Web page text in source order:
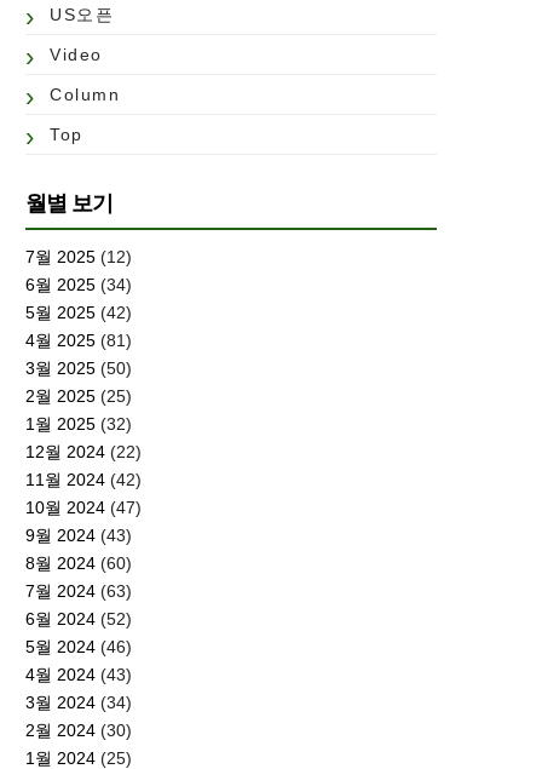
US오픈
Video
Column
Top
월별 보기
7월 2025 (12)
6월 2025 (34)
5월 2025 (42)
4월 2025 (81)
3월 2025 (50)
2월 2025 (25)
1월 2025 (32)
12월 2024 (22)
11월 2024 (42)
10월 2024 (47)
9월 2024 (43)
8월 2024 (60)
7월 2024 (63)
6월 2024 (52)
5월 2024 (46)
4월 2024 (43)
3월 2024 (34)
2월 2024 (30)
1월 2024 (25)